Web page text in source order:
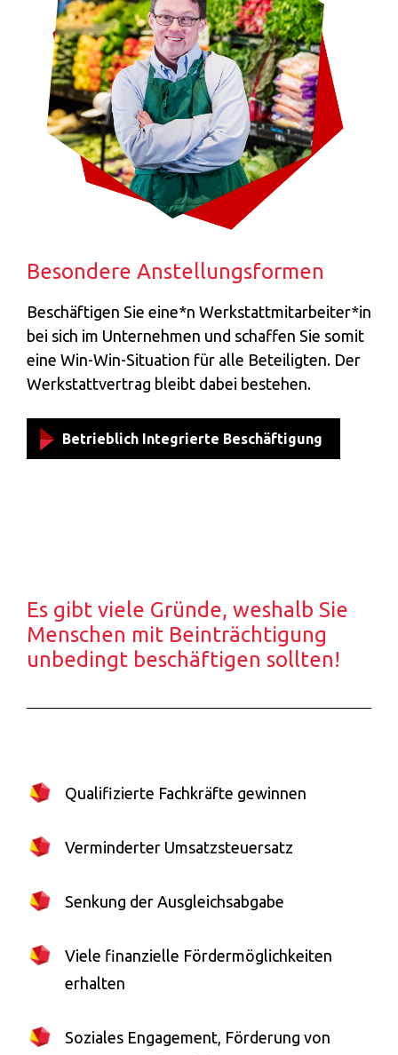
Besondere Anstellungsformen
Beschäftigen Sie eine*n Werkstattmitarbeiter*in
bei sich im Unternehmen und schaffen Sie somit
eine Win-Win-Situation für alle Beteiligten. Der
Werkstattvertrag bleibt dabei bestehen.
Betrieblich Integrierte Beschäftigung
Es gibt viele Gründe, weshalb Sie
Menschen mit Beinträchtigung
unbedingt beschäftigen sollten!
Qualifizierte Fachkräfte gewinnen
Verminderter Umsatzsteuersatz
Senkung der Ausgleichsabgabe
Viele finanzielle Fördermöglichkeiten
erhalten
Soziales Engagement, Förderung von